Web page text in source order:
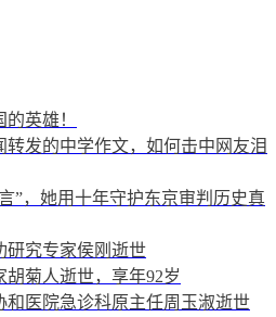
英雄！
发的中学作文，如何击中网友泪
”，她用十年守护东京审判历史真
研究专家侯刚逝世
菊人逝世，享年92岁
医院急诊科原主任周玉淑逝世